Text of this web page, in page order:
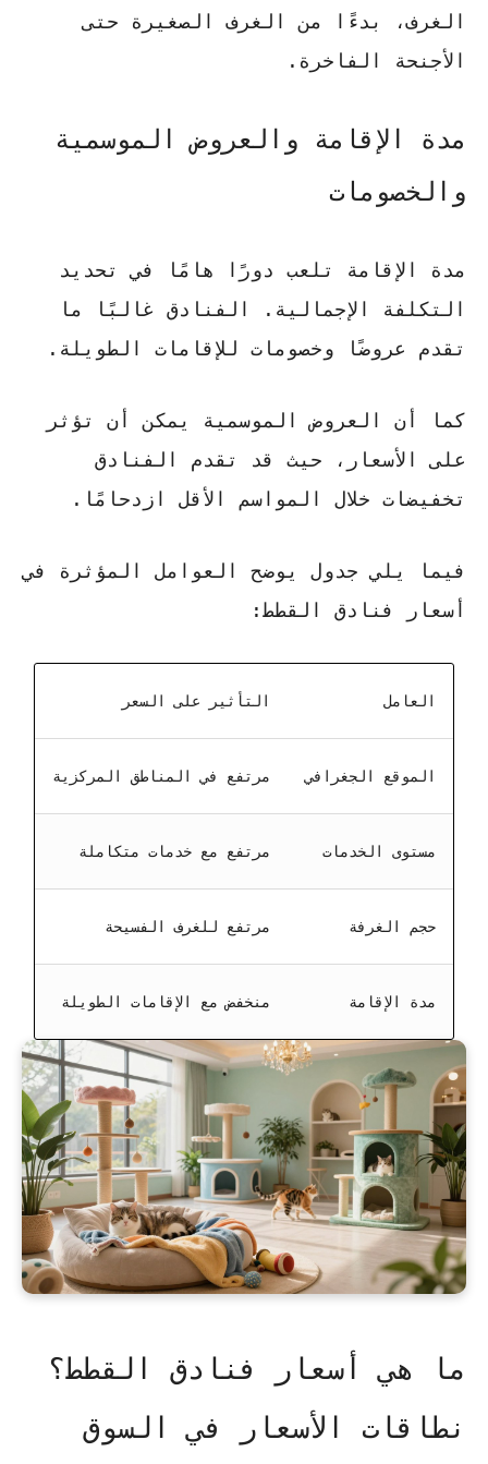
الغرف، بدءًا من الغرف الصغيرة حتى
الأجنحة الفاخرة.
مدة الإقامة والعروض الموسمية
والخصومات
مدة الإقامة تلعب دورًا هامًا في تحديد
التكلفة الإجمالية.
الفنادق غالبًا ما
تقدم عروضًا وخصومات للإقامات الطويلة .
كما أن العروض الموسمية يمكن أن تؤثر
على الأسعار، حيث قد تقدم الفنادق
تخفيضات خلال المواسم الأقل ازدحامًا.
فيما يلي جدول يوضح العوامل المؤثرة في
أسعار فنادق القطط:
العامل التأثير على السعر
الموقع الجغرافي مرتفع في المناطق المركزية
مستوى الخدمات مرتفع مع خدمات متكاملة
حجم الغرفة مرتفع للغرف الفسيحة
مدة الإقامة منخفض مع الإقامات الطويلة
ما هي أسعار فنادق القطط؟
نطاقات الأسعار في السوق